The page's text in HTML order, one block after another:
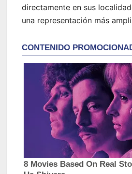
directamente en sus
una representación más